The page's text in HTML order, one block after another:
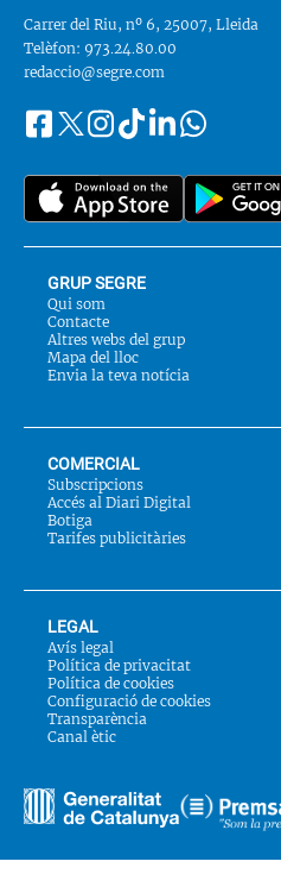
Carrer del Riu, nº 6, 25007, Lleida
Telèfon: 973.24.80.00
redaccio@segre.com
Segueix-
a::
FacebookInstagram
TiktokLinkedinWhatsapp
GRUP SEGRE
Qui som
Contacte
Altres webs del grup
Mapa del lloc
Envia la teva notícia
COMERCIAL
Subscripcions
Accés al Diari Digital
Botiga
Tarifes publicitàries
LEGAL
Avís legal
Política de privacitat
Política de cookies
Configuració de cookies
Transparència
Canal ètic